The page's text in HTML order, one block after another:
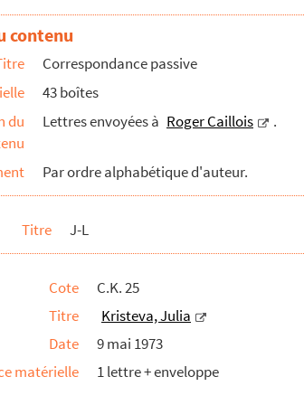
contenu
Correspondance passive
43 boîtes
du
Lettres envoyées à Roger Caillois .
Par ordre alphabétique d'auteur.
Titre J-L
Cote
C.K. 25
Titre
Kristeva, Julia
Date
9 mai 1973
matérielle
1 lettre + enveloppe